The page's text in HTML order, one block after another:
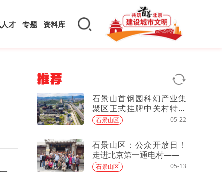
才 专题 资料库
推荐
石景山首钢园科幻产业集
聚区正式挂牌中关村特色
产业园
石景山区 05-22
石景山区：公众开放日！
走进北京第一通电村——
石景山区 05-13